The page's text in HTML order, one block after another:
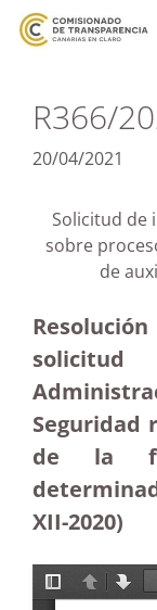
R366/
20/04/2021
Solicitud de
sobre
de
Seguridad
de la
XII-2020)